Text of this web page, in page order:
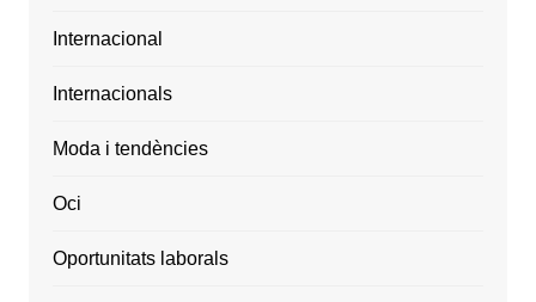
Internacional
Internacionals
Moda i tendències
Oci
Oportunitats laborals